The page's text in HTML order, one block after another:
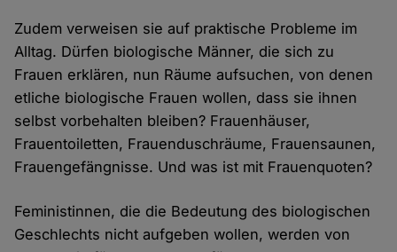
Zudem verweisen sie auf praktische Probleme im
Alltag. Dürfen biologische Männer, die sich zu
Frauen erklären, nun Räume aufsuchen, von denen
etliche biologische Frauen wollen, dass sie ihnen
selbst vorbehalten bleiben? Frauenhäuser,
Frauentoiletten, Frauenduschräume, Frauensaunen,
Frauengefängnisse. Und was ist mit Frauenquoten?
Feministinnen, die die Bedeutung des biologischen
Geschlechts nicht aufgeben wollen, werden von